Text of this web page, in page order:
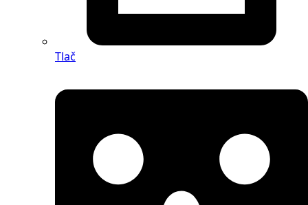
Tlač